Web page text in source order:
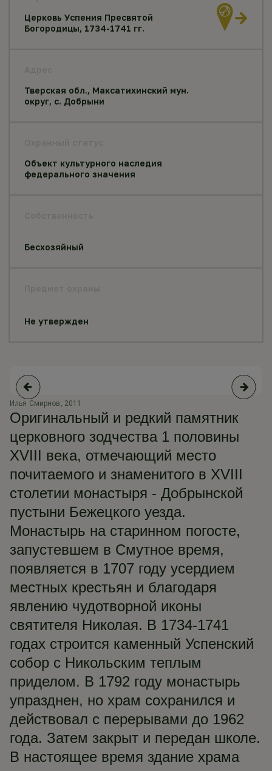
Церковь Успения Пресвятой
Богородицы, 1734-1741 гг.
Тверская обл., Максатихинский мун.
округ, с. Добрыни
Объект культурного наследия
федерального значения
Бесхозяйный
Не утвержден
Илья Смирнов, 2011
Оригинальный и редкий памятник
церковного зодчества 1 половины
XVIII века, отмечающий место
почитаемого и знаменитого в XVIII
столетии монастыря - Добрынской
пустыни Бежецкого уезда.
Монастырь на старинном погосте,
запустевшем в Смутное время,
появляется в 1707 году усердием
местных крестьян и благодаря
явлению чудотворной иконы
святителя Николая. В 1734-1741
годах строится каменный Успенский
собор с Никольским теплым
приделом. В 1792 году монастырь
упразднен, но храм сохранился и
действовал с перерывами до 1962
года. Затем закрыт и передан школе.
В настоящее время здание храма